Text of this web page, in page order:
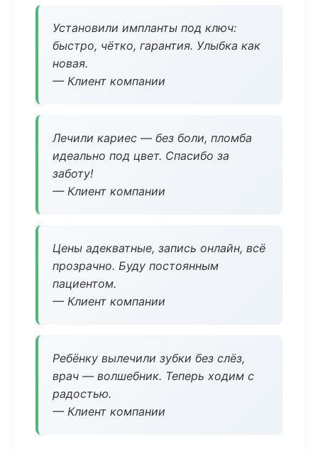
Установили импланты под ключ:
быстро, чётко, гарантия. Улыбка как
новая.
— Клиент компании
Лечили кариес — без боли, пломба
идеально под цвет. Спасибо за
заботу!
— Клиент компании
Цены адекватные, запись онлайн, всё
прозрачно. Буду постоянным
пациентом.
— Клиент компании
Ребёнку вылечили зубки без слёз,
врач — волшебник. Теперь ходим с
радостью.
— Клиент компании